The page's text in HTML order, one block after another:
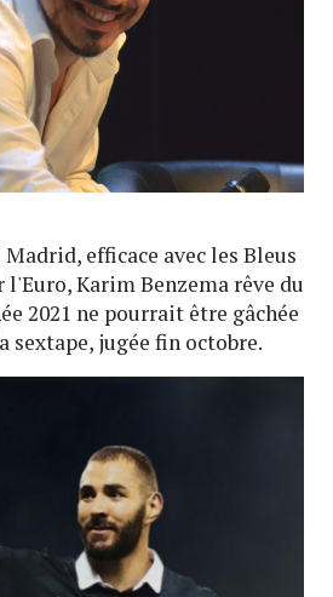
efficace avec les Bleus
Karim Benzema rêve du
2021 ne pourrait être gâchée
sextape, jugée fin octobre.